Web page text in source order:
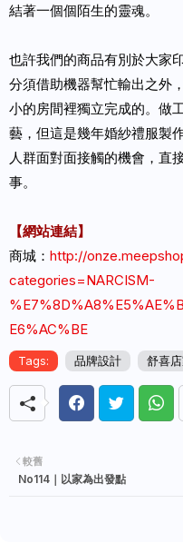
結著一個個陌生的靈魂。
也許我們的商品有別於大家
分須借助機器幫忙輸出之外
小的房間裡獨立完成的。做
藝，但這是幾年婚紗禮服製
人群面對面接觸的機會，直
事。
【網站連結】
商城： http://
categories=NARCISM-
E6%AC%BE
Tags: 品牌設計 舒喜
較舊
No114｜以家為出發點